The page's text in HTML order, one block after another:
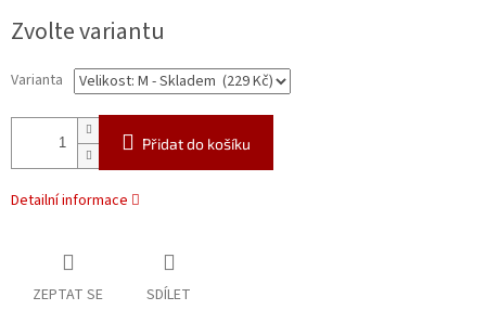
cena:
Zvolte variantu
Varianta
Přidat do košíku
Detailní informace
ZEPTAT SE SDÍLET